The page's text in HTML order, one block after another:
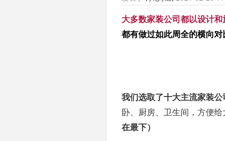
大多数家装公司都以设计
都有做过如此周全的横向
我们选取了十大主流家装
卧、厨房、卫生间，方便
在最下）